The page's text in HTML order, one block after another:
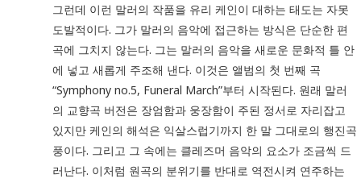
그런데 이런 말러의 작품을 유리 케인이 대하는 태도는 자못
도발적이다. 그가 말러의 음악에 접근하는 방식은 단순한 편
곡에 그치지 않는다. 그는 말러의 음악을 새로운 문화적 틀 안
에 넣고 새롭게 주조해 낸다. 이것은 앨범의 첫 번째 곡
“Symphony no.5, Funeral March”부터 시작된다. 원래 말러
의 교향곡 버전은 장엄함과 웅장함이 주된 정서로 자리잡고
있지만 케인의 해석은 익살스럽기까지 한 말 그대로의 행진곡
풍이다. 그리고 그 속에는 클레즈머 음악의 요소가 조금씩 드
러난다. 이처럼 원곡의 분위기를 반대로 역전시켜 연주하는